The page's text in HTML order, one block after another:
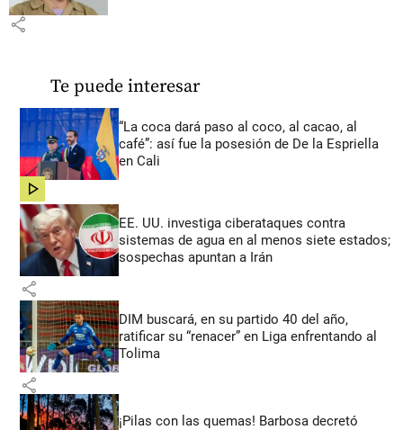
share
Te puede interesar
“La coca dará paso al coco, al cacao, al
café”: así fue la posesión de De la Espriella
en Cali
share
EE. UU. investiga ciberataques contra
sistemas de agua en al menos siete estados;
sospechas apuntan a Irán
share
DIM buscará, en su partido 40 del año,
ratificar su “renacer” en Liga enfrentando al
Tolima
share
¡Pilas con las quemas! Barbosa decretó